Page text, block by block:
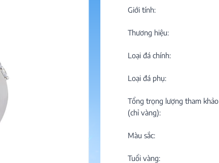
Giới tính:
Thương hiệu:
Loại đá chính:
Loại đá phụ:
Tổng trọng lượng tham khảo
(chỉ vàng):
Màu sắc:
Tuổi vàng: